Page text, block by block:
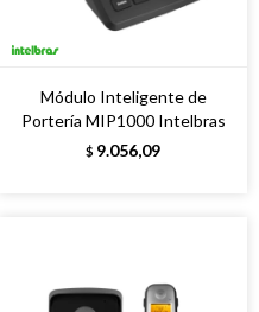
Módulo Inteligente de
Portería MIP1000 Intelbras
$ 9.056,09